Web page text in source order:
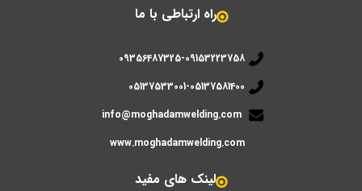
راه ارتباطی با ما
09356487325-09153223758
05137533001-05137581400
info@moghadamwelding.com
www.moghadamwelding.com
لینک های مفید